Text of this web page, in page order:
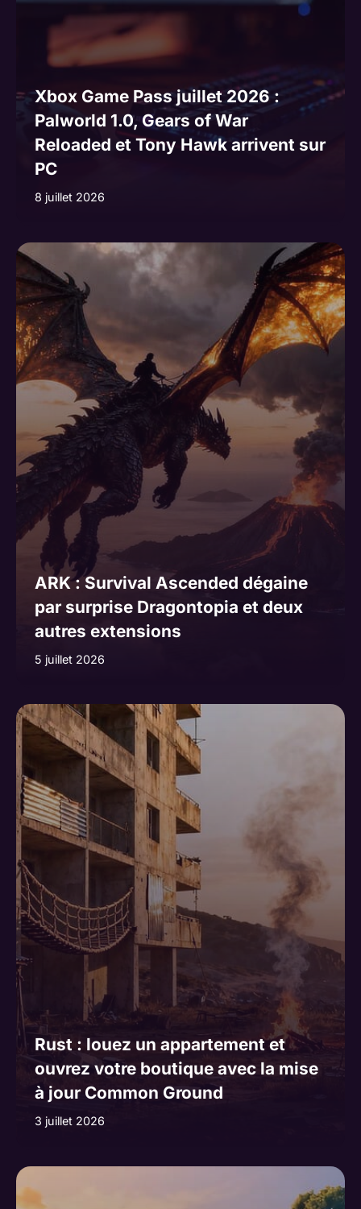
Xbox Game Pass juillet 2026 :
Palworld 1.0, Gears of War
Reloaded et Tony Hawk arrivent sur
PC
8 juillet 2026
ARK : Survival Ascended dégaine
par surprise Dragontopia et deux
autres extensions
5 juillet 2026
Rust : louez un appartement et
ouvrez votre boutique avec la mise
à jour Common Ground
3 juillet 2026